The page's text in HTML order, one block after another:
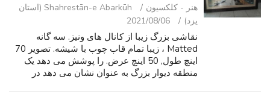
هنر - کلکسیون
Shahrestān-e Abarkūh (استان
یزد)
2021/08/06
نقاشی بزرگ زیبا از کانال های ونیز. سه گانه
Matted ، زیبا تمام قاب چوب با شیشه. تصویر 70
اینچ طول, 50 اینچ عرض. را پوشش می دهد یک
منطقه دیوار بزرگ به عنوان نشان می دهد در